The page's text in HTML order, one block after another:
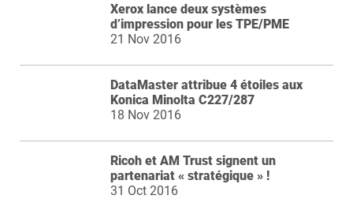
Xerox lance deux systèmes
d’impression pour les TPE/PME
21 Nov 2016
DataMaster attribue 4 étoiles aux
Konica Minolta C227/287
18 Nov 2016
Ricoh et AM Trust signent un
partenariat « stratégique » !
31 Oct 2016